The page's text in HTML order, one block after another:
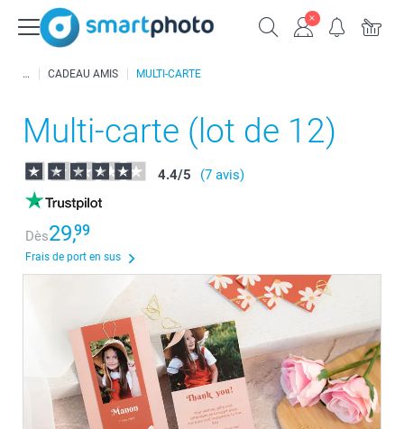
CADEAU AMIS MULTI-CARTE
Multi-carte (lot de 12)
4.4/5 (7 avis)
Dès29,99
Frais de port en sus